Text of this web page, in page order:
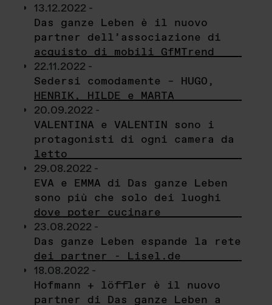
13.12.2022 -
Das ganze Leben è il nuovo
partner dell’associazione di
acquisto di mobili GfMTrend
22.11.2022 -
Sedersi comodamente – HUGO,
HENRIK, HILDE e MARTA
20.09.2022 -
VALENTINA e VALENTIN sono i
protagonisti di ogni camera da
letto
29.08.2022 -
EVA e EMMA di Das ganze Leben
sono più che solo dei luoghi
dove poter cucinare
23.08.2022 -
Das ganze Leben espande la rete
dei partner - Lisel.de
18.08.2022 -
Hofmann + löffler è il nuovo
partner di Das ganze Leben a